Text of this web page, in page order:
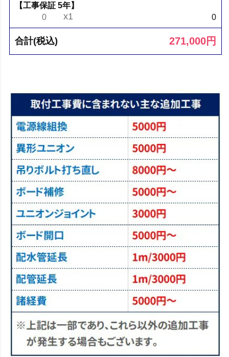
【工事保証 5年】
0
x1 0
合計(税込) 271,000円